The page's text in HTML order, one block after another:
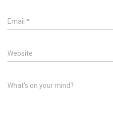
Email *
Website
What's on your mind?